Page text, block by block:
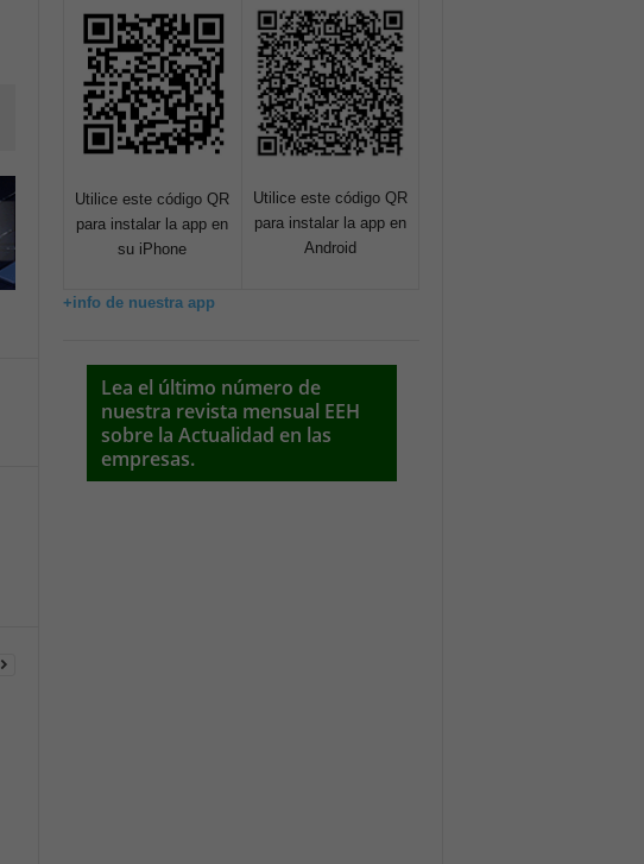
Utilice este código QR
para instalar la app en
su iPhone
Utilice este código QR
para instalar la app en
Android
+info de nuestra app
Lea el último número de
nuestra revista mensual EEH
sobre la Actualidad en las
empresas.